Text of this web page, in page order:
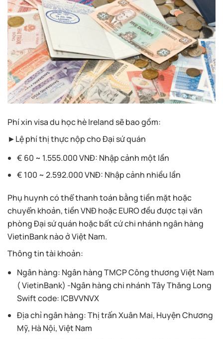
Phí xin visa du học hè Ireland sẽ bao gồm:
►Lệ phí thị thực nộp cho Đại sứ quán
€ 60 ~ 1.555.000 VNĐ: Nhập cảnh một lần
€ 100 ~ 2.592.000 VNĐ: Nhập cảnh nhiều lần
Phụ huynh có thể thanh toán bằng tiền mặt hoặc
chuyển khoản, tiền VNĐ hoặc EURO đều được tại văn
phòng Đại sứ quán hoặc bất cứ chi nhánh ngân hàng
VietinBank nào ở Việt Nam.
Thông tin tài khoản:
Ngân hàng: Ngân hàng TMCP Công thương Việt Nam
( VietinBank) -Ngân hàng chi nhánh Tây Thăng Long
Swift code: ICBVVNVX
Địa chỉ ngân hàng: Thị trấn Xuân Mai, Huyện Chương
Mỹ, Hà Nội, Việt Nam